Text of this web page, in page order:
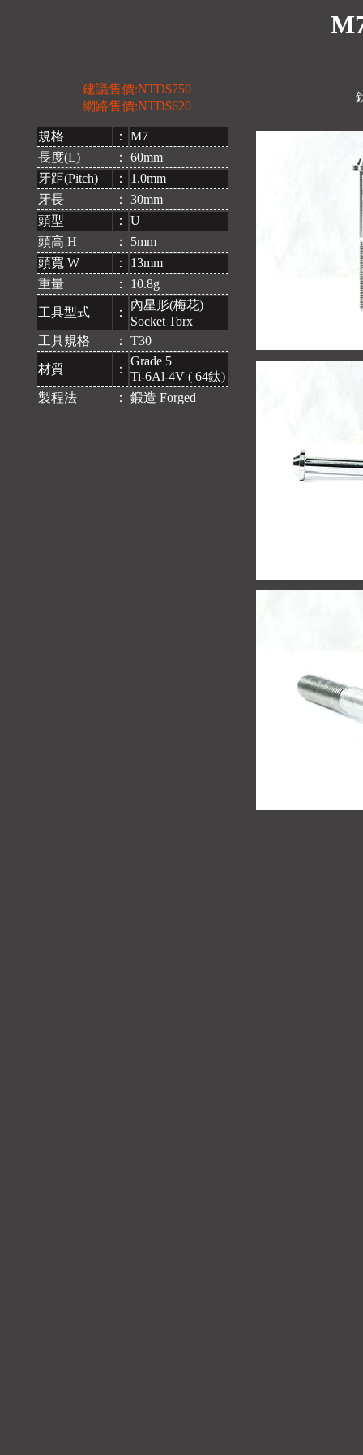
建議售價:NTD$750
網路售價:NTD$620
規格 ：
M7
長度(L)
：
60mm
牙距(Pitch)
：
1.0mm
牙長
：
30mm
頭型
：
U
頭高 H
：
5mm
頭寬 W
：
13mm
重量
： 10.8g
工具型式 ：
內星形(梅花)
Socket Torx
工具規格
： T30
材質 ：
Grade 5
Ti-6Al-4V ( 64鈦)
製程法
： 鍛造 Forged